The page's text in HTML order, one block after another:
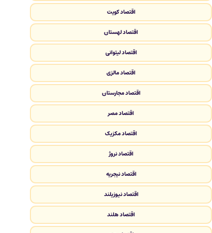
اقتصاد کویت
اقتصاد لهستان
اقتصاد لیتوانی
اقتصاد مالزی
اقتصاد مجارستان
اقتصاد مصر
اقتصاد مکزیک
اقتصاد نروژ
اقتصاد نیجریه
اقتصاد نیوزیلند
اقتصاد هلند